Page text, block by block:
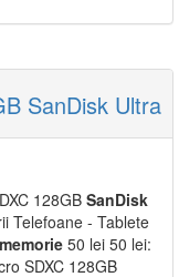
SanDisk Ultra
128GB SanDisk
Telefoane - Tablete
memorie 50 lei 50 lei:
SDXC 128GB